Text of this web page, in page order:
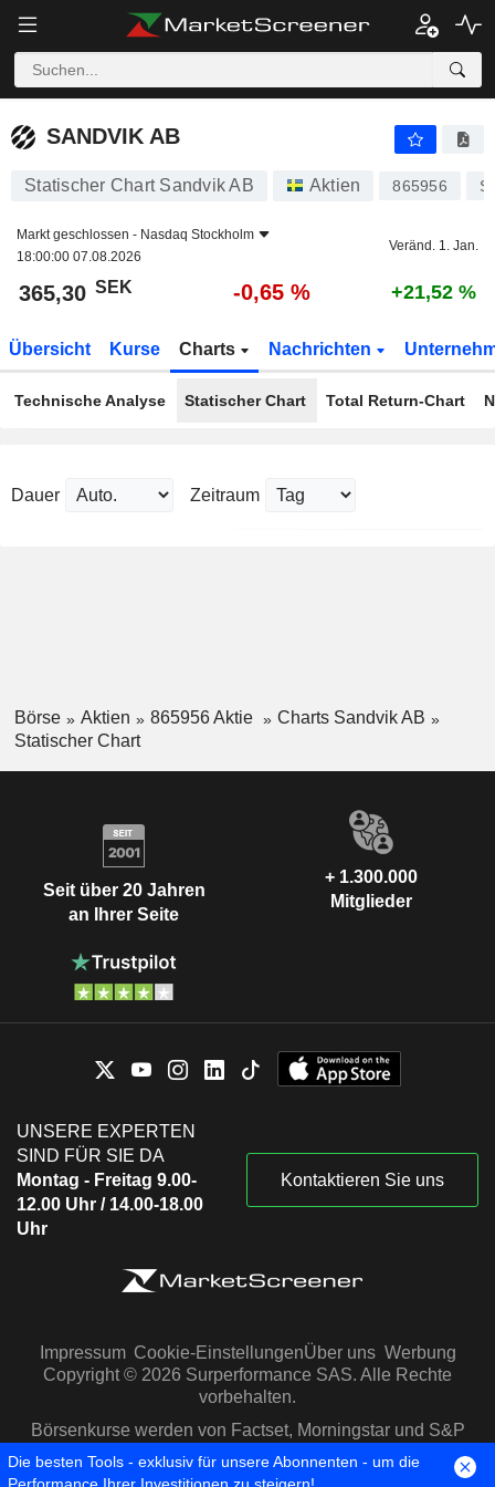
SANDVIK AB
SANDVIK AB
Statischer Chart Sandvik AB Aktien 865956
Markt geschlossen - Nasdaq Stockholm
18:00:00 07.08.2026
Veränd. 1. Jan.
365,30 SEK -0,65 % +21,52 %
Übersicht Kurse Charts Nachrichten
Technische Analyse Statischer Chart Total Return-Chart
Dauer Zeitraum
Börse Aktien 865956 Aktie
Charts Sandvik AB
Statischer Chart
Seit über 20 Jahren
an Ihrer Seite
+ 1.300.000
Mitglieder
UNSERE EXPERTEN
SIND FÜR SIE DA
Montag - Freitag 9.00-
12.00 Uhr / 14.00-18.00
Uhr
Kontaktieren Sie uns
Impressum Cookie-EinstellungenÜber uns Werbung
Copyright © 2026 Surperformance SAS. Alle Rechte
vorbehalten.
Börsenkurse werden von Factset, Morningstar und S&P
Capital IQ zur Verfügung gestellt
Die besten Tools - exklusiv für unsere Abonnenten - um die